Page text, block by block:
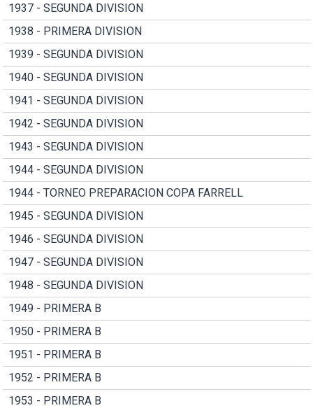
1937 - SEGUNDA DIVISION
1938 - PRIMERA DIVISION
1939 - SEGUNDA DIVISION
1940 - SEGUNDA DIVISION
1941 - SEGUNDA DIVISION
1942 - SEGUNDA DIVISION
1943 - SEGUNDA DIVISION
1944 - SEGUNDA DIVISION
1944 - TORNEO PREPARACION COPA FARRELL
1945 - SEGUNDA DIVISION
1946 - SEGUNDA DIVISION
1947 - SEGUNDA DIVISION
1948 - SEGUNDA DIVISION
1949 - PRIMERA B
1950 - PRIMERA B
1951 - PRIMERA B
1952 - PRIMERA B
1953 - PRIMERA B